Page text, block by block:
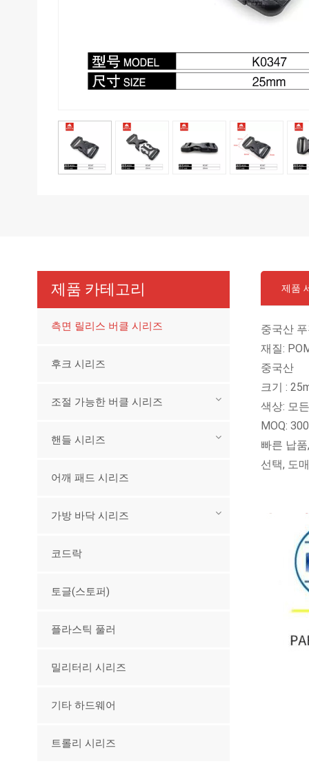
제품
중국산
재질:
중국산
크기 :
색상: 모
MOQ:
빠른 납
선택, 도
제품 카테고리
측면 릴리스 버클 시리즈
후크 시리즈
조절 가능한 버클 시리즈
핸들 시리즈
어깨 패드 시리즈
가방 바닥 시리즈
코드락
토글(스토퍼)
플라스틱 풀러
밀리터리 시리즈
기타 하드웨어
트롤리 시리즈